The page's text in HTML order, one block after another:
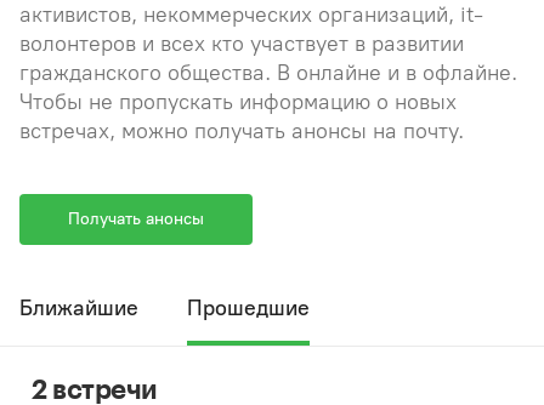
активистов, некоммерческих организаций, it-
волонтеров и всех кто участвует в развитии
гражданского общества. В онлайне и в офлайне.
Чтобы не пропускать информацию о новых
встречах, можно получать анонсы на почту.
Получать анонсы
Ближайшие Прошедшие
2 встречи